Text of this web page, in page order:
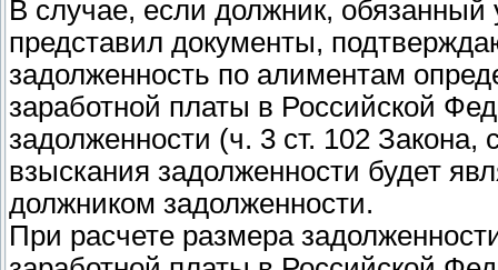
В случае, если должник,
представил документы,
задолженность по алиментам
заработной платы в Российской
задолженности (ч. 3 ст. 102
взыскания задолженности будет
должником задолженности.
При расчете размера